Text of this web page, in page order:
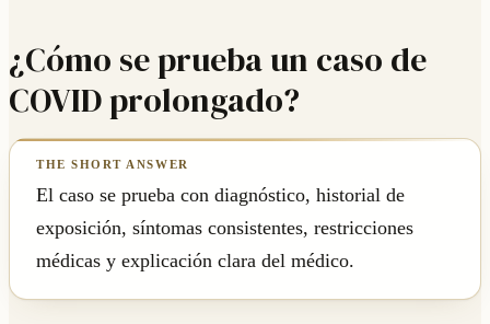
¿Cómo se prueba un caso de
COVID prolongado?
El caso se prueba con diagnóstico, historial de
exposición, síntomas consistentes, restricciones
médicas y explicación clara del médico.